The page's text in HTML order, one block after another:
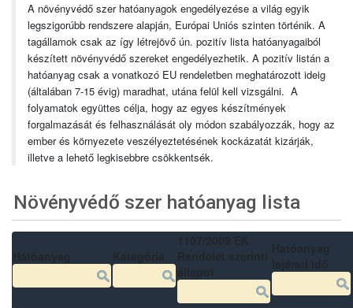
A növényvédő szer hatóanyagok engedélyezése a világ egyik
legszigorúbb rendszere alapján, Európai Uniós szinten történik. A
tagállamok csak az így létrejövő ún. pozitív lista hatóanyagaiból
készített növényvédő szereket engedélyezhetik. A pozitív listán a
hatóanyag csak a vonatkozó EU rendeletben meghatározott ideig
(általában 7-15 évig) maradhat, utána felül kell vizsgálni. A
folyamatok együttes célja, hogy az egyes készítmények
forgalmazását és felhasználását oly módon szabályozzák, hogy az
ember és környezete veszélyeztetésének kockázatát kizárják,
illetve a lehető legkisebbre csökkentsék.
Növényvédő szer hatóanyag lista